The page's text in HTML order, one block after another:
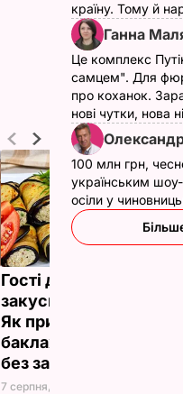
Гості думають, що це
закуска з ресторану.
Як приготувати ніжні
баклажанні рулетики
без зайвого жиру
7 серпня, 20.16
країну. Тому й
Ганна
Це комплекс
самцем". Для
про коханок.
нові чутки, нова
100 млн грн,
українським
осіли у